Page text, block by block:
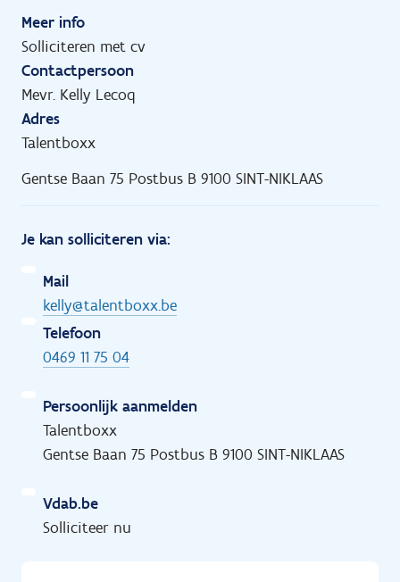
Meer info
Solliciteren met cv
Contactpersoon
Mevr. Kelly Lecoq
Adres
Talentboxx
Gentse Baan 75 Postbus B 9100 SINT-NIKLAAS
Je kan solliciteren via:
Mail
kelly@talentboxx.be
Telefoon
0469 11 75 04
Persoonlijk aanmelden
Talentboxx
Gentse Baan 75 Postbus B 9100 SINT-NIKLAAS
Vdab.be
Solliciteer nu